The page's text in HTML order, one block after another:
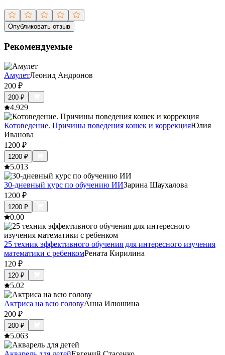
Опубликовать отзыв
Рекомендуемые
АмулетЛеонид Андронов
200 ₽
200 ₽
4.929
Котоведение. Причины поведения кошек и коррекцияЮлия
Иванова
1200 ₽
1200 ₽
5.013
30-дневный курс по обучению ИИЗарина Шаухалова
1200 ₽
1200 ₽
0.00
25 техник эффективного обучения для интересного изучения
математики с ребенкомРената Кирилина
120 ₽
120 ₽
5.02
Актриса на всю головуАнна Илюшина
200 ₽
200 ₽
5.063